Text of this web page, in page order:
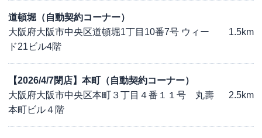
道頓堀（自動契約コーナー）
大阪府大阪市中央区道頓堀1丁目10番7号 ウィー
ド21ビル4階
1.5km
【2026/4/7閉店】本町（自動契約コーナー）
大阪府大阪市中央区本町３丁目４番１１号 丸壽
本町ビル４階
2.5km